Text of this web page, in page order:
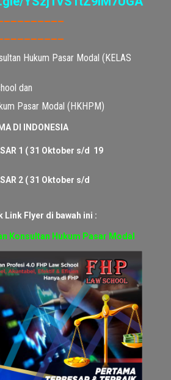
untuk Umum)
Hukum Pasar Modal (KELAS
dan
Pasar Modal (HKHPM)
1 ( 31 Oktober s/d 19
Link Flyer di bawah ini :
Konsultan Hukum Pasar Modal